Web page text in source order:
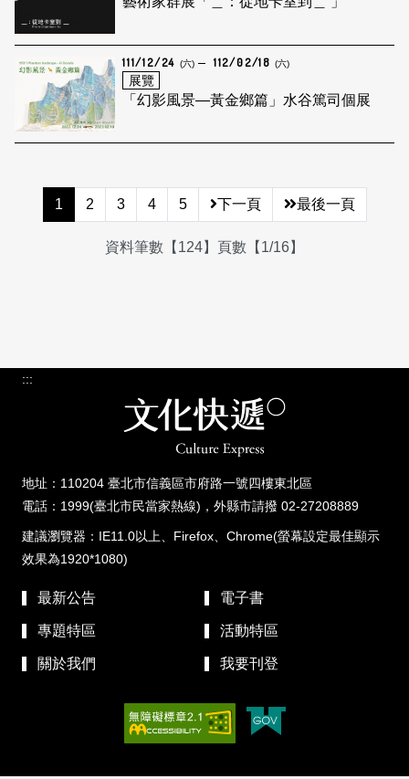
111/12/24 (六) 112/02/18 (六)
展覽
「幻影風景—黃金鄉篇」水谷篤司個展
1 2 3 4 5 下一頁 最後一頁
資料筆數【124】頁數【1/16】
:::
地址：110204 臺北市信義區市府路一號四樓東北區
電話：1999(臺北市民當家熱線)，外縣市請撥 02-27208889
建議瀏覽器：IE11.0以上、Firefox、Chrome(螢幕設定最佳顯示
效果為1920*1080)
最新公告 電子書
專題特區 活動特區
關於我們 我要刊登